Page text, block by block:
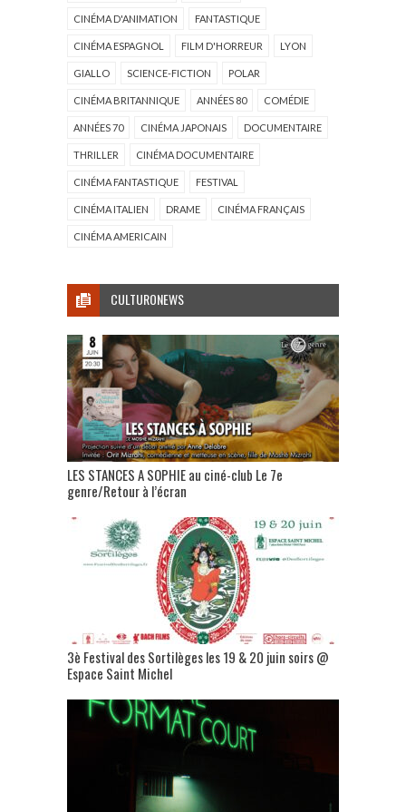
CINÉMA D'ANIMATION FANTASTIQUE
CINÉMA ESPAGNOL FILM D'HORREUR LYON
GIALLO SCIENCE-FICTION POLAR
CINÉMA BRITANNIQUE ANNÉES 80 COMÉDIE
ANNÉES 70 CINÉMA JAPONAIS DOCUMENTAIRE
THRILLER CINÉMA DOCUMENTAIRE
CINÉMA FANTASTIQUE FESTIVAL
CINÉMA ITALIEN DRAME CINÉMA FRANÇAIS
CINÉMA AMERICAIN
CULTURONEWS
LES STANCES A SOPHIE au ciné-club Le 7e
genre/Retour à l’écran
3è Festival des Sortilèges les 19 & 20 juin soirs @
Espace Saint Michel